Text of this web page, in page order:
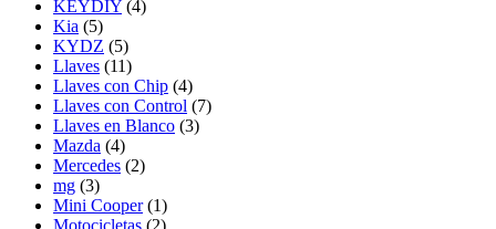
KEYDIY (4)
Kia (5)
KYDZ (5)
Llaves (11)
Llaves con Chip (4)
Llaves con Control (7)
Llaves en Blanco (3)
Mazda (4)
Mercedes (2)
mg (3)
Mini Cooper (1)
Motocicletas (2)